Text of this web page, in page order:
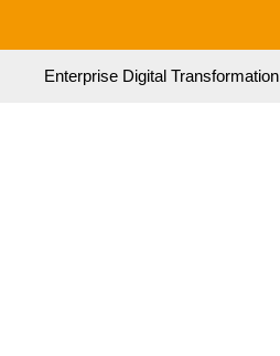
Enterprise Digital Transformation